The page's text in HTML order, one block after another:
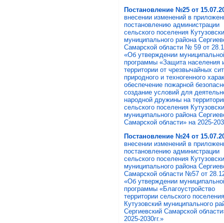
Постановление №25 от
внесении изменений в
постановлению администрации
сельского поселения
муниципального района
Самарской области № 59 от
«Об утверждении
программы «Защита населения
территории от чрезвычайных
природного и техногенного
обеспечение пожарной
создание условий для
народной дружины на
сельского поселения
муниципального района
Самарской области» на 2025-
Постановление №24 от
внесении изменений в
постановлению администрации
сельского поселения
муниципального района
Самарской области №57 от
«Об утверждении
программы «Благоустройство
территории сельского поселения
Кутузовский муниципального
Сергиевский Самарской
2025-2030гг.»